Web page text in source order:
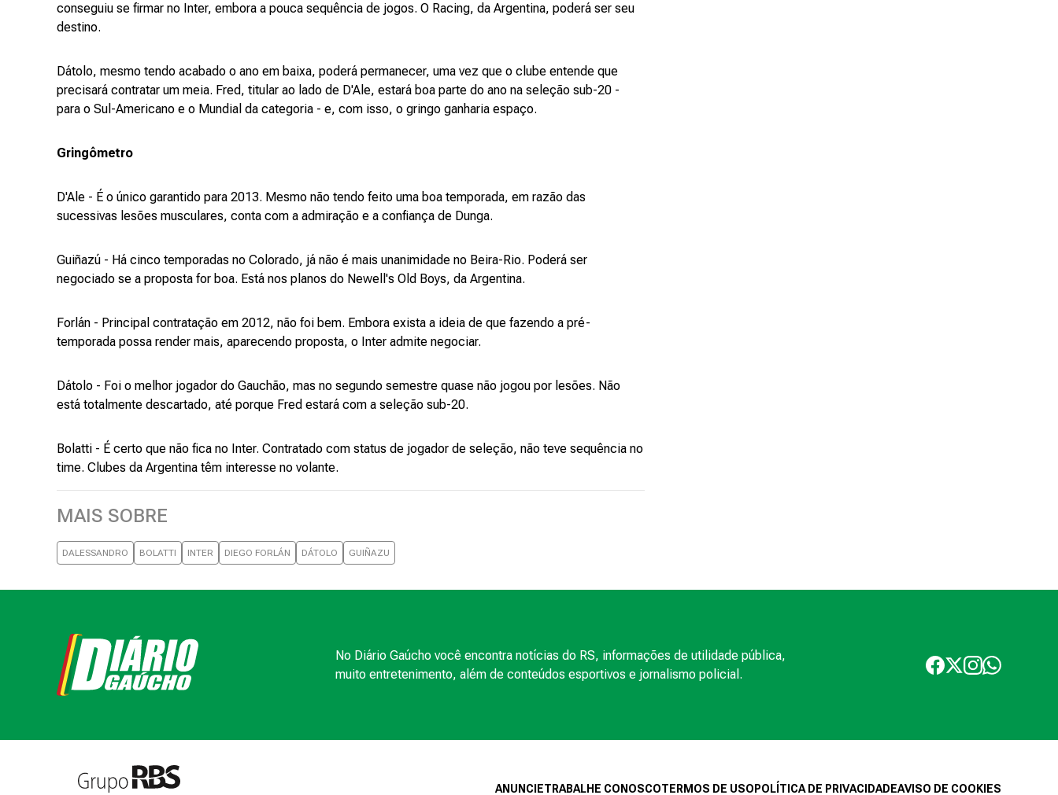
conseguiu se firmar no Inter, embora a pouca sequência de jogos. O Racing, da Argentina, poderá ser seu
destino.
Dátolo, mesmo tendo acabado o ano em baixa, poderá permanecer, uma vez que o clube entende que
precisará contratar um meia. Fred, titular ao lado de D'Ale, estará boa parte do ano na seleção sub-20 -
para o Sul-Americano e o Mundial da categoria - e, com isso, o gringo ganharia espaço.
Gringômetro
D'Ale - É o único garantido para 2013. Mesmo não tendo feito uma boa temporada, em razão das
sucessivas lesões musculares, conta com a admiração e a confiança de Dunga.
Guiñazú - Há cinco temporadas no Colorado, já não é mais unanimidade no Beira-Rio. Poderá ser
negociado se a proposta for boa. Está nos planos do Newell's Old Boys, da Argentina.
Forlán - Principal contratação em 2012, não foi bem. Embora exista a ideia de que fazendo a pré-
temporada possa render mais, aparecendo proposta, o Inter admite negociar.
Dátolo - Foi o melhor jogador do Gauchão, mas no segundo semestre quase não jogou por lesões. Não
está totalmente descartado, até porque Fred estará com a seleção sub-20.
Bolatti - É certo que não fica no Inter. Contratado com status de jogador de seleção, não teve sequência no
time. Clubes da Argentina têm interesse no volante.
MAIS SOBRE
DALESSANDRO BOLATTI INTER DIEGO FORLÁN DÁTOLO GUIÑAZU
No Diário Gaúcho você encontra notícias do RS, informações de utilidade pública,
muito entretenimento, além de conteúdos esportivos e jornalismo policial.
ANUNCIETRABALHE CONOSCOTERMOS DE USO POLÍTICA DE PRIVACIDADEAVISO DE COOKIES